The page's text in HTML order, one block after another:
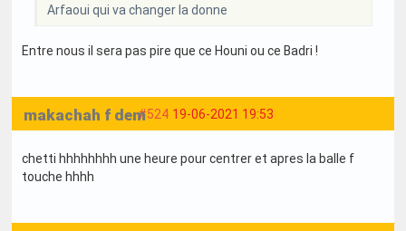
Arfaoui qui va changer la donne
Entre nous il sera pas pire que ce Houni ou ce Badri !
#524 19-06-2021 19:53
makachah f dem
chetti hhhhhhhh une heure pour centrer et apres la balle f
touche hhhh